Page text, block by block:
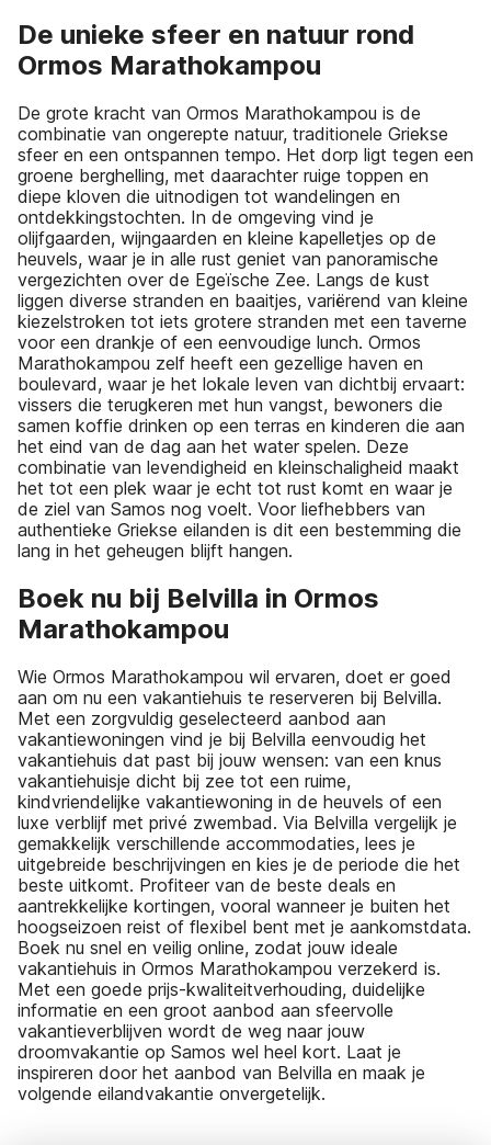
De unieke sfeer en natuur rond
Ormos Marathokampou
De grote kracht van Ormos Marathokampou is de
combinatie van ongerepte natuur, traditionele Griekse
sfeer en een ontspannen tempo. Het dorp ligt tegen een
groene berghelling, met daarachter ruige toppen en
diepe kloven die uitnodigen tot wandelingen en
ontdekkingstochten. In de omgeving vind je
olijfgaarden, wijngaarden en kleine kapelletjes op de
heuvels, waar je in alle rust geniet van panoramische
vergezichten over de Egeïsche Zee. Langs de kust
liggen diverse stranden en baaitjes, variërend van kleine
kiezelstroken tot iets grotere stranden met een taverne
voor een drankje of een eenvoudige lunch. Ormos
Marathokampou zelf heeft een gezellige haven en
boulevard, waar je het lokale leven van dichtbij ervaart:
vissers die terugkeren met hun vangst, bewoners die
samen koffie drinken op een terras en kinderen die aan
het eind van de dag aan het water spelen. Deze
combinatie van levendigheid en kleinschaligheid maakt
het tot een plek waar je echt tot rust komt en waar je
de ziel van Samos nog voelt. Voor liefhebbers van
authentieke Griekse eilanden is dit een bestemming die
lang in het geheugen blijft hangen.
Boek nu bij Belvilla in Ormos
Marathokampou
Wie Ormos Marathokampou wil ervaren, doet er goed
aan om nu een vakantiehuis te reserveren bij Belvilla.
Met een zorgvuldig geselecteerd aanbod aan
vakantiewoningen vind je bij Belvilla eenvoudig het
vakantiehuis dat past bij jouw wensen: van een knus
vakantiehuisje dicht bij zee tot een ruime,
kindvriendelijke vakantiewoning in de heuvels of een
luxe verblijf met privé zwembad. Via Belvilla vergelijk je
gemakkelijk verschillende accommodaties, lees je
uitgebreide beschrijvingen en kies je de periode die het
beste uitkomt. Profiteer van de beste deals en
aantrekkelijke kortingen, vooral wanneer je buiten het
hoogseizoen reist of flexibel bent met je aankomstdata.
Boek nu snel en veilig online, zodat jouw ideale
vakantiehuis in Ormos Marathokampou verzekerd is.
Met een goede prijs-kwaliteitverhouding, duidelijke
informatie en een groot aanbod aan sfeervolle
vakantieverblijven wordt de weg naar jouw
droomvakantie op Samos wel heel kort. Laat je
inspireren door het aanbod van Belvilla en maak je
volgende eilandvakantie onvergetelijk.